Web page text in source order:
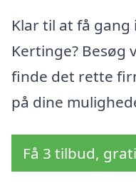
Klar til at få
Kertinge? Besøg
finde det rette
på dine
Få 3 tilbud,